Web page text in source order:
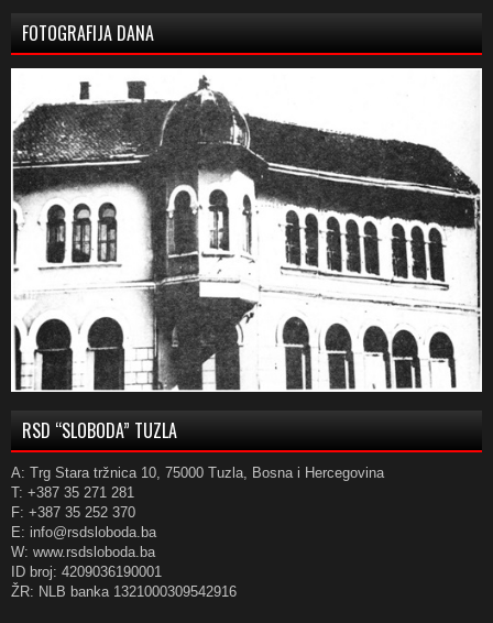
FOTOGRAFIJA DANA
RSD “SLOBODA” TUZLA
A: Trg Stara tržnica 10, 75000 Tuzla, Bosna i Hercegovina
T: +387 35 271 281
F: +387 35 252 370
E: info@rsdsloboda.ba
W: www.rsdsloboda.ba
ID broj: 4209036190001
ŽR: NLB banka 1321000309542916